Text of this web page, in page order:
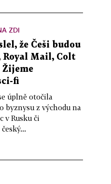
ZDI
že Češi budou
Mail, Colt
Žijeme
fi
úplně otočila
byznysu z východu na
v Rusku či